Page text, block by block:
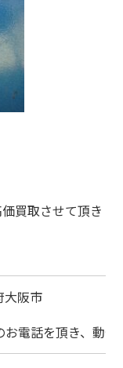
買取させて頂き
大阪市
電話を頂き、動